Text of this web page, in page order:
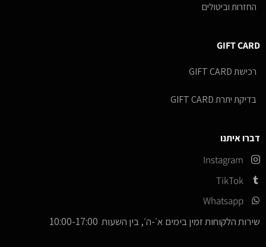
החזרות וביטולים
GIFT CARD
רכישת GIFT CARD
בדיקת יתרת GIFT CARD
דברו איתנו
Instagram
TikTok
Whatsapp
שירות הלקוחות זמין בימים א׳-ה׳, בין השעות 10:00-17:00